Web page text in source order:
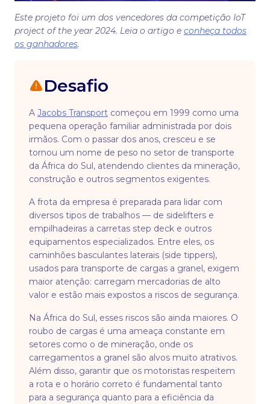
Este projeto foi um dos vencedores da competição IoT
project of the year 2024. Leia o artigo e conheça todos
os ganhadores.
Desafio
A Jacobs Transport começou em 1999 como uma
pequena operação familiar administrada por dois
irmãos. Com o passar dos anos, cresceu e se
tornou um nome de peso no setor de transporte
da África do Sul, atendendo clientes da mineração,
construção e outros segmentos exigentes.
A frota da empresa é preparada para lidar com
diversos tipos de trabalhos — de sidelifters e
empilhadeiras a carretas step deck e outros
equipamentos especializados. Entre eles, os
caminhões basculantes laterais (side tippers),
usados para transporte de cargas a granel, exigem
maior atenção: carregam mercadorias de alto
valor e estão mais expostos a riscos de segurança.
Na África do Sul, esses riscos são ainda maiores. O
roubo de cargas é uma ameaça constante em
setores como o de mineração, onde os
carregamentos a granel são alvos muito atrativos.
Além disso, garantir que os motoristas respeitem
a rota e o horário correto é fundamental tanto
para a segurança quanto para a eficiência da